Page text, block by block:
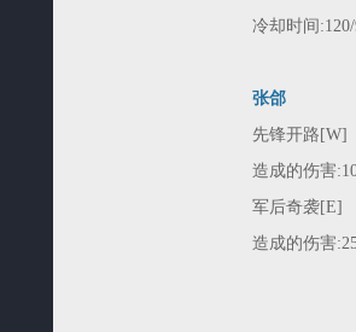
冷却时间
张郃
先锋开路[W]
造成的伤害
军后奇袭[E]
造成的伤害